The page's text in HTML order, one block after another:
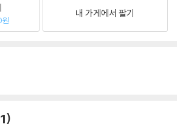
내 가게에서 팔기
1